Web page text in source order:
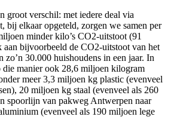
groot verschil: met iedere deal via
bij elkaar opgeteld, zorgen we samen per
minder kilo’s CO2-uitstoot (91
bijvoorbeeld de CO2-uitstoot van het
30.000 huishoudens in een jaar. In
die manier ook 28,6 miljoen kilogram
meer 3,3 miljoen kg plastic (evenveel
20 miljoen kg staal (evenveel als 260
spoorlijn van pakweg Antwerpen naar
(evenveel als 190 miljoen lege